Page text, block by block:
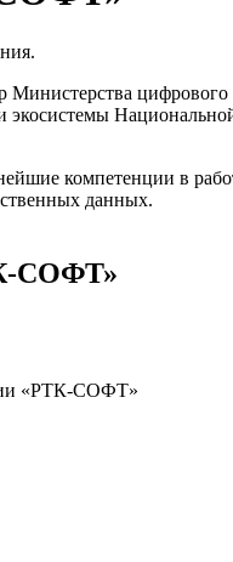
Министерства
компетенции в
данных.
СОФТ»
«РТК-СОФТ»